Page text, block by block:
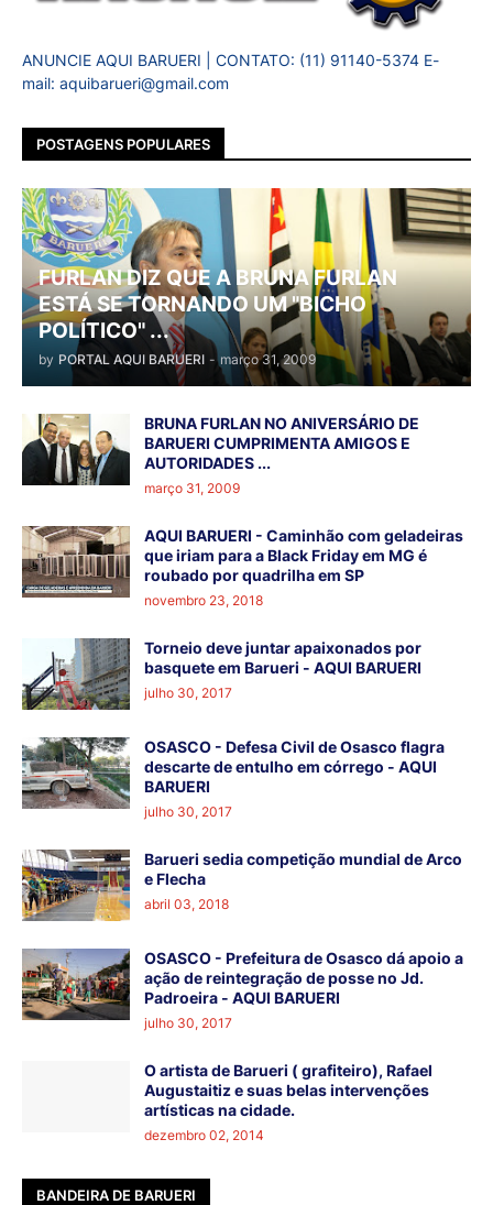
ANUNCIE AQUI BARUERI | CONTATO: (11) 91140-5374 E-
mail: aquibarueri@gmail.com
POSTAGENS POPULARES
FURLAN DIZ QUE A BRUNA FURLAN
ESTÁ SE TORNANDO UM "BICHO
POLÍTICO" ...
by PORTAL AQUI BARUERI - março 31, 2009
BRUNA FURLAN NO ANIVERSÁRIO DE
BARUERI CUMPRIMENTA AMIGOS E
AUTORIDADES ...
março 31, 2009
AQUI BARUERI - Caminhão com geladeiras
que iriam para a Black Friday em MG é
roubado por quadrilha em SP
novembro 23, 2018
Torneio deve juntar apaixonados por
basquete em Barueri - AQUI BARUERI
julho 30, 2017
OSASCO - Defesa Civil de Osasco flagra
descarte de entulho em córrego - AQUI
BARUERI
julho 30, 2017
Barueri sedia competição mundial de Arco
e Flecha
abril 03, 2018
OSASCO - Prefeitura de Osasco dá apoio a
ação de reintegração de posse no Jd.
Padroeira - AQUI BARUERI
julho 30, 2017
O artista de Barueri ( grafiteiro), Rafael
Augustaitiz e suas belas intervenções
artísticas na cidade.
dezembro 02, 2014
BANDEIRA DE BARUERI